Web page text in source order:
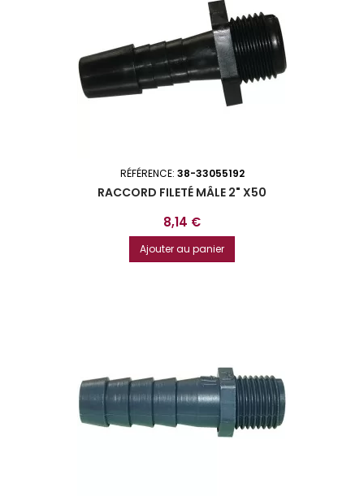
RÉFÉRENCE: 38-33055192
RACCORD FILETÉ MÂLE 2" X50
Prix
8,14 €
Ajouter au panier